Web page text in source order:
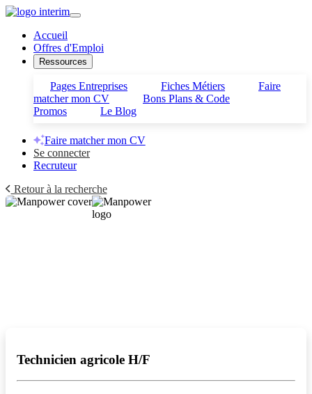
Accueil
Offres d'Emploi
Ressources
Pages Entreprises Fiches Métiers
Faire
matcher mon CV
Bons Plans & Code
Promos
Le Blog
Faire matcher mon CV
Se connecter
Recruteur
Retour à la recherche
Technicien agricole H/F